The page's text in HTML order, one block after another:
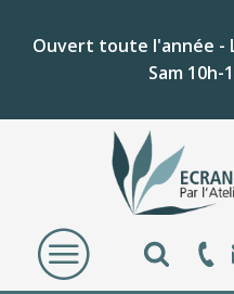
Ouvert toute l'année -
Sam 10h-